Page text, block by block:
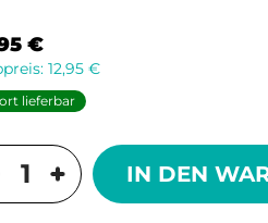
€
12,95 €
lieferbar
IN DEN